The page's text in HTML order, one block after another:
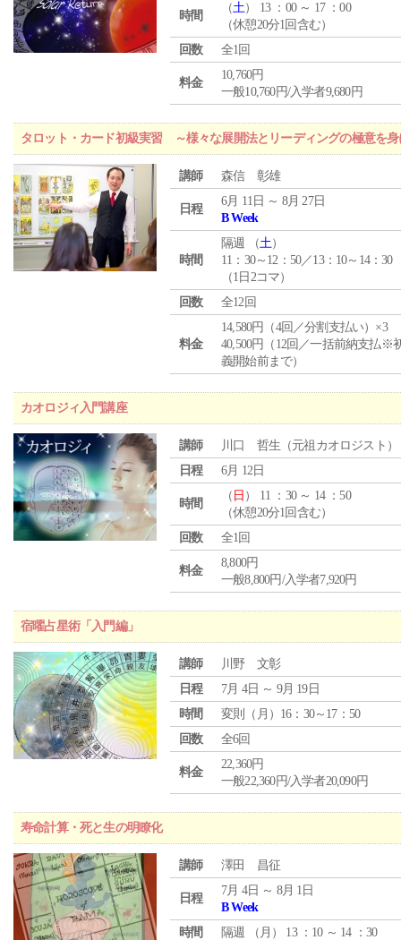
時間
（土） 13 ：00 ～ 17 ：00
（休憩20分1回含む）
回数
全1回
料金
10,760円
一般10,760円/入学者9,680円
タロット・カード初級実習 ～様々な展開法とリーディングの極意を身
講師 森信 彰雄
日程
6月 11日 ～ 8月 27日
B Week
時間
隔週 （土）
11：30～12：50／13：10～14：30
（1日2コマ）
回数
全12回
料金
14,580円（4回／分割支払い）×3
40,500円（12回／一括前納支払※
義開始前まで）
カオロジィ入門講座
講師
川口 哲生（元祖カオロジスト）
日程
6月 12日
時間
（ 日 ） 11 ：30 ～ 14 ：50
（休憩20分1回含む）
回数
全1回
料金
8,800円
一般8,800円/入学者7,920円
宿曜占星術「入門編」
講師
川野 文彰
日程
7月 4日 ～ 9月 19日
時間
変則（月）16：30～17：50
回数
全6回
料金
22,360円
一般22,360円/入学者20,090円
寿命計算・死と生の明瞭化
講師 澤田 昌征
日程
7月 4日 ～ 8月 1日
B Week
時間
隔週 （ 月 ） 13 ：10 ～ 14 ：30